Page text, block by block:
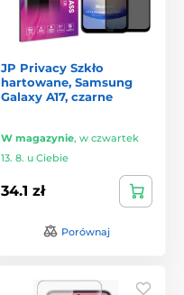
JP Privacy Szkło
hartowane, Samsung
Galaxy A17, czarne
W magazynie, w czwartek
13. 8. u Ciebie
34.1 zł
Porównaj